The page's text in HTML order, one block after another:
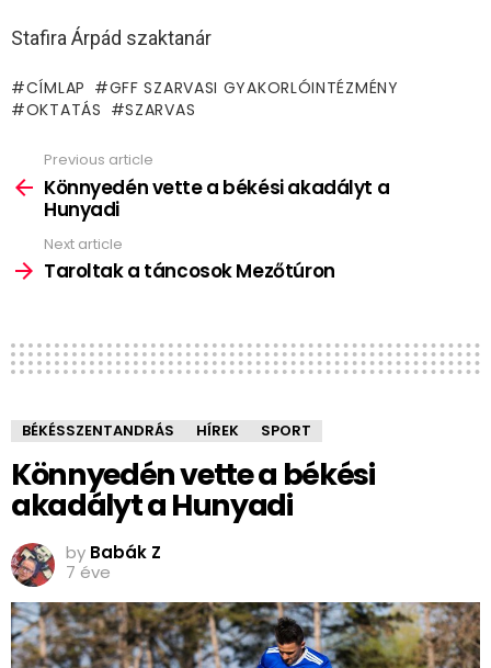
Stafira Árpád szaktanár
CÍMLAP
GFF SZARVASI GYAKORLÓINTÉZMÉNY
OKTATÁS
SZARVAS
more
Previous article
Könnyedén vette a békési akadályt a
Hunyadi
Next article
Taroltak a táncosok Mezőtúron
BÉKÉSSZENTANDRÁS HÍREK SPORT
Könnyedén vette a békési
akadályt a Hunyadi
by Babák Z
7 éve